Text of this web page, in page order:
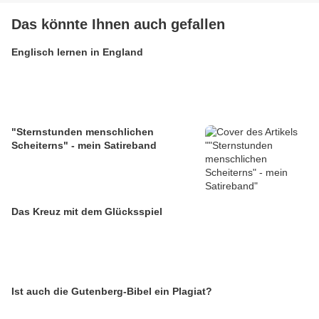
Das könnte Ihnen auch gefallen
Englisch lernen in England
"Sternstunden menschlichen
Scheiterns" - mein Satireband
Das Kreuz mit dem Glücksspiel
Ist auch die Gutenberg-Bibel ein Plagiat?